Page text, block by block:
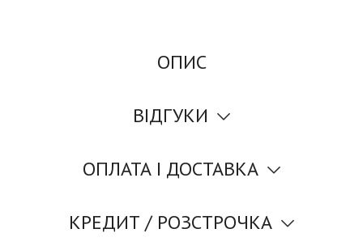
ОПИС
ВІДГУКИ
ОПЛАТА І ДОСТАВКА
КРЕДИТ / РОЗСТРОЧКА